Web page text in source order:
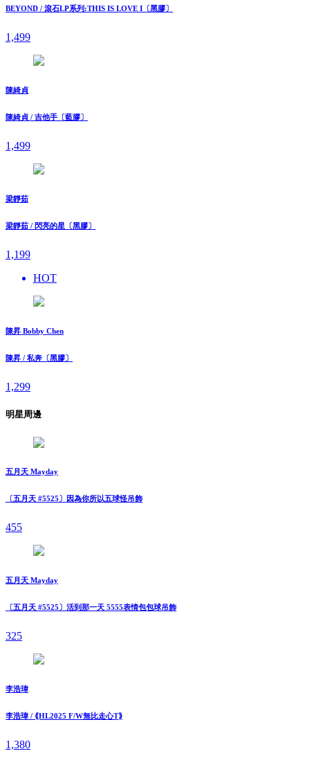
BEYOND / 滾石LP系列:THIS IS LOVE I〔黑膠〕
1,499
陳綺貞
陳綺貞 / 吉他手〔藍膠〕
1,499
梁靜茹
梁靜茹 / 閃亮的星〔黑膠〕
1,199
HOT
陳昇 Bobby Chen
陳昇 / 私奔〔黑膠〕
1,299
明星周邊
五月天 Mayday
〔五月天 #5525〕因為你所以五球怪吊飾
455
五月天 Mayday
〔五月天 #5525〕活到那一天 5555表情包包球吊飾
325
李浩瑋
李浩瑋 / ⟪HL2025 F/W無比走⼼T⟫
1,380